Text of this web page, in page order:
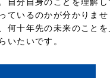
自分自身のことを理解し
ているのかが分かりませ
何十年先の未来のことを
いたいです。